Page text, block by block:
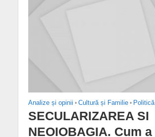
Analize și opinii • Cultură și Familie • Politică
SECULARIZAREA SI
NEOIOBAGIA. Cum a